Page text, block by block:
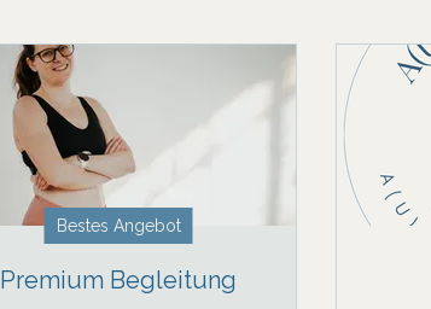
Bestes Angebot
Premium Begleitung